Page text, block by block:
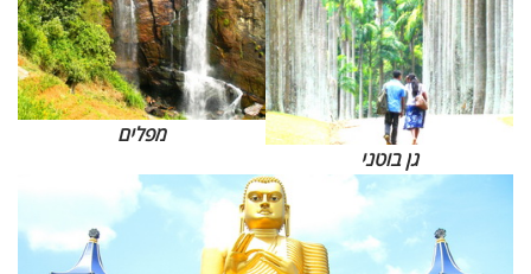
גן בוטני
מפלים